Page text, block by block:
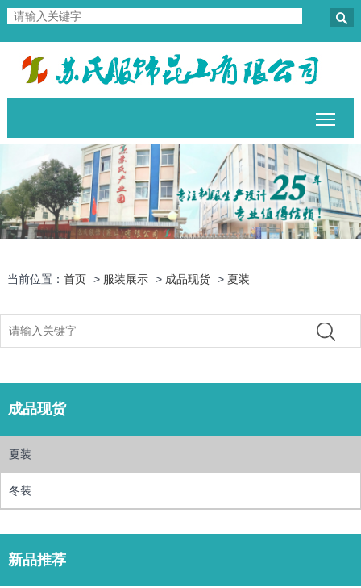

当前位置： 首页 > 服装展示 > 成品现货 > 夏装
成品现货
夏装
冬装
新品推荐